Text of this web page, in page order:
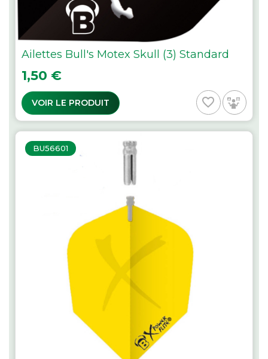
Ailettes Bull's Motex Skull (3) Standard
Prix
1,50 €
VOIR LE PRODUIT favorite_border
BU56601